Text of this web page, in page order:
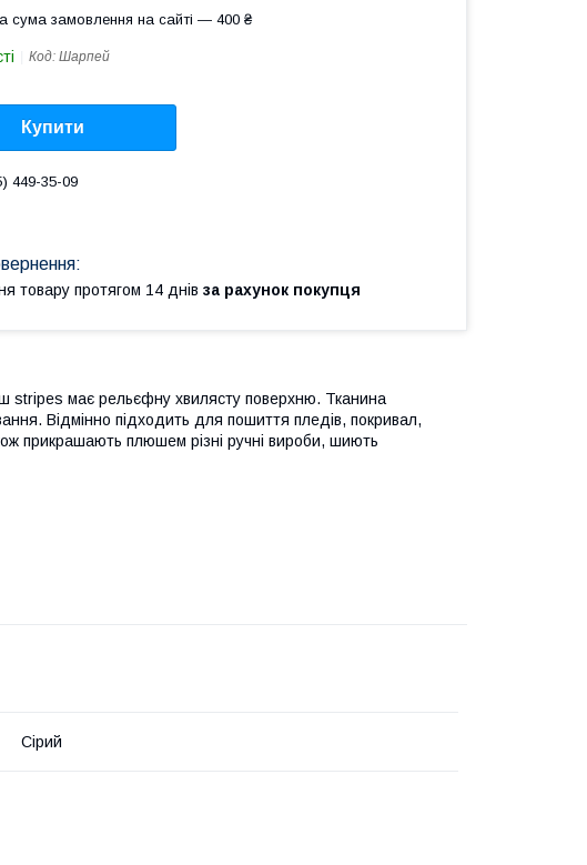
сума замовлення на сайті — 400 ₴
Код: Шарпей
Купити
449-35-09
товару протягом 14 днів за рахунок покупця
stripes має рельєфну хвилясту поверхню. Тканина
Відмінно підходить для пошиття пледів, покривал,
прикрашають плюшем різні ручні вироби, шиють
Сірий